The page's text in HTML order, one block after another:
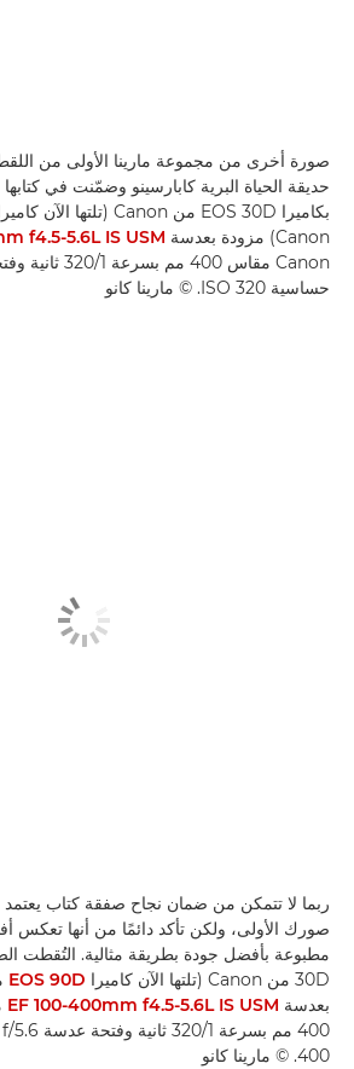
صورة أخرى من مجموعة مارينا الأولى من
حديقة الحياة البرية كابارسينو وضمّنت في
بكاميرا EOS 30D من Canon (تلتها الآن كاميرا
Canon) مزودة بعدسة
f4.5-5.6L IS USM
حساسية ISO 320. © مارينا كانو
ربما لا تتمكن من ضمان نجاح صفقة كتاب
صورك الأولى، ولكن تأكد دائمًا من أنها تعكس
30D من Canon (تلتها الآن كاميرا
EOS 90D
بعدسة EF 100-400mm f4.5-5.6L IS USM
400. © مارينا كانو